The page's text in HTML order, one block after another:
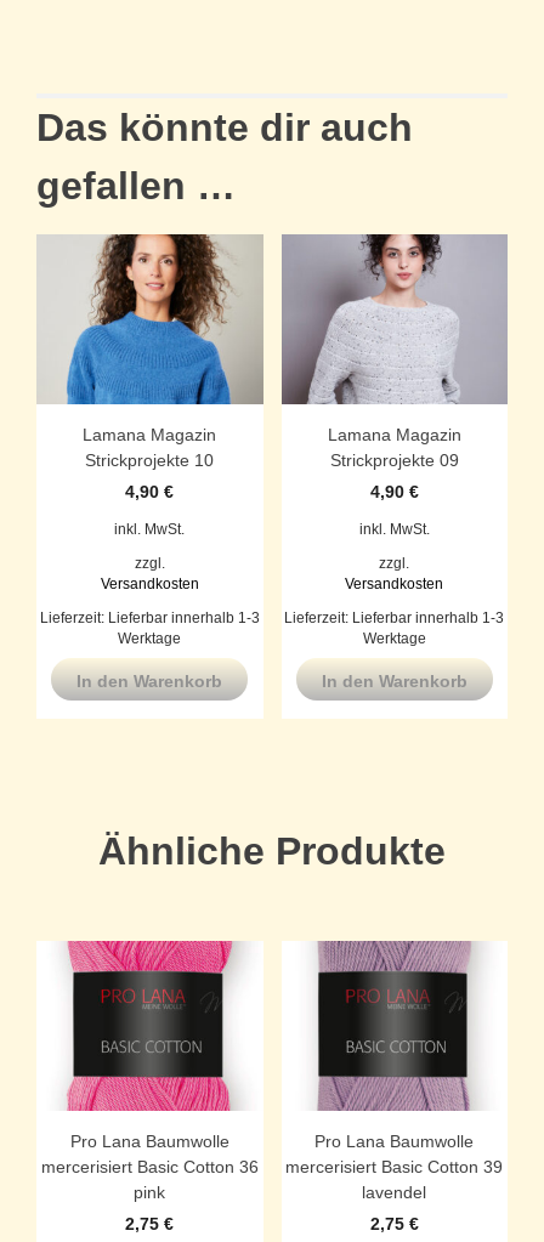
Das könnte dir auch
gefallen …
Lamana Magazin
Strickprojekte 10
4,90€
inkl. MwSt.
zzgl.
Versandkosten
Lieferzeit:
Lieferbar innerhalb 1-3
Werktage
In den Warenkorb
Lamana Magazin
Strickprojekte 09
4,90 €
inkl. MwSt.
zzgl.
Versandkosten
Lieferzeit:
Lieferbar innerhalb 1-3
Werktage
In den Warenkorb
Ähnliche Produkte
Pro Lana Baumwolle
mercerisiert Basic Cotton 36
pink
2,75€
Pro Lana Baumwolle
mercerisiert Basic Cotton 39
lavendel
2,75 €